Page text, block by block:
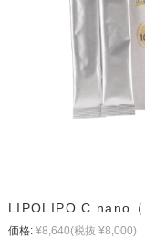
LIPOLIPO C nano
価格: ¥8,640(税抜 ¥8,000)